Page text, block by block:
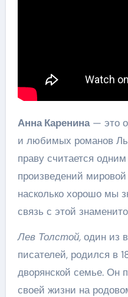
Анна Каренина— это
и любимых романов
праву считается
произведений
насколько хорошо мы
связь с этой
Лев Толстой,один из
писателей, родился в
дворянской семье. Он
своей жизни на